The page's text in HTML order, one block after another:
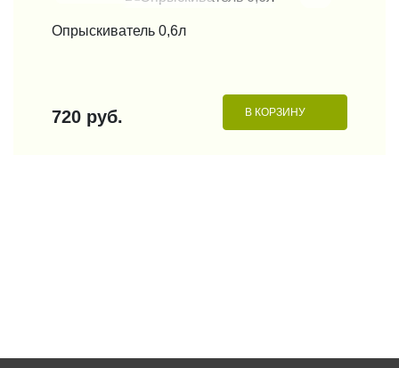
Лейка EOS фиолетовая
850 руб. В КОРЗИНУ